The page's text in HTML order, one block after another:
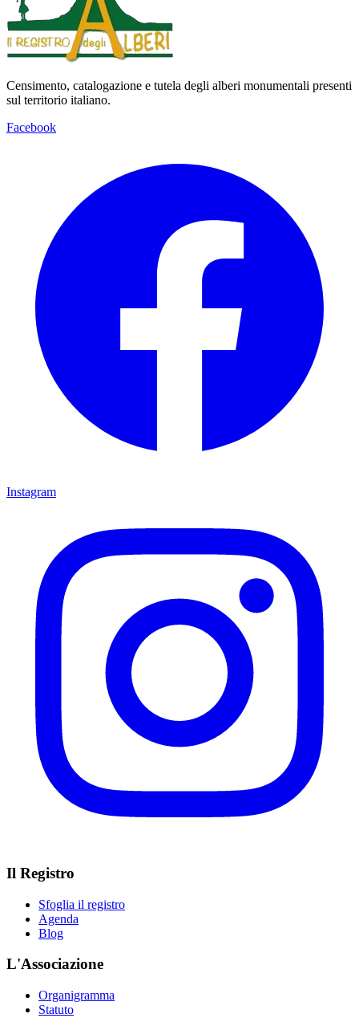
Censimento, catalogazione e tutela degli alberi monumentali presenti
sul territorio italiano.
Facebook
Instagram
Il Registro
Sfoglia il registro
Agenda
Blog
L'Associazione
Organigramma
Statuto